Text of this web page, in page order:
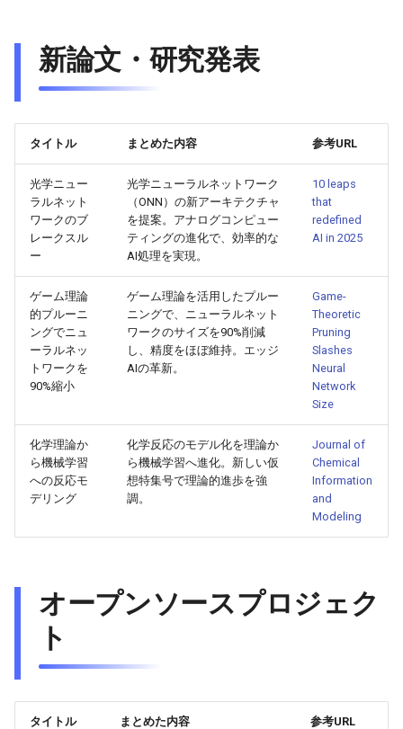
2026-06-11
2026-06-08
2026-06-07
2026-06-06
2026-06-05
2026-06-04
2026-06-02
2026-05-31
2025-11-26
2025-11-23
2025-11-22
2025-11-21
2025-11-20
2025-11-19
2025-11-17
2025-11-15
2026-06-11
2026-06-10
2026-06-09
2026-06-08
2026-06-07
2026-06-06
2026-06-05
2026-06-04
2026-06-02
2026-06-01
2026-05-31
2026-05-29
2026-05-28
2026-05-27
2026-06-08
2026-06-05
2026-06-04
2026-06-03
2026-06-02
2026-06-01
2026-05-30
2026-05-28
2025-11-26
2025-11-23
2025-11-22
2025-11-21
2025-11-20
2025-11-19
2025-11-17
2025-11-15
2026-06-09
2026-06-05
2026-06-04
2026-06-03
2026-06-02
2026-05-31
2026-05-29
2026-05-27
2025-11-26
2025-11-23
2025-11-22
2025-11-21
2025-11-20
2025-11-19
2025-11-17
2025-11-15
2026-06-11
2026-06-08
2026-06-07
2026-06-06
2026-06-05
2026-06-04
2026-06-02
2026-05-31
2026-06-05
2026-06-02
2026-06-01
2026-05-31
2026-05-30
新論文・研究発表
タイトル まとめた内容 参考URL
光学ニュー
ラルネット
ワークのブ
レークスル
ー
光学ニューラルネットワーク
（ONN）の新アーキテクチャ
を提案。アナログコンピュー
ティングの進化で、効率的な
AI処理を実現。
10 leaps
that
redefined
AI in 2025
ゲーム理論
的プルーニ
ングでニュ
ーラルネッ
トワークを
90%縮小
ゲーム理論を活用したプルー
ニングで、ニューラルネット
ワークのサイズを90%削減
し、精度をほぼ維持。エッジ
AIの革新。
Game-
Theoretic
Pruning
Slashes
Neural
Network
Size
化学理論か
ら機械学習
への反応モ
デリング
化学反応のモデル化を理論か
ら機械学習へ進化。新しい仮
想特集号で理論的進歩を強
調。
Journal of
Chemical
Information
and
Modeling
オープンソースプロジェク
ト
タイトル まとめた内容 参考URL